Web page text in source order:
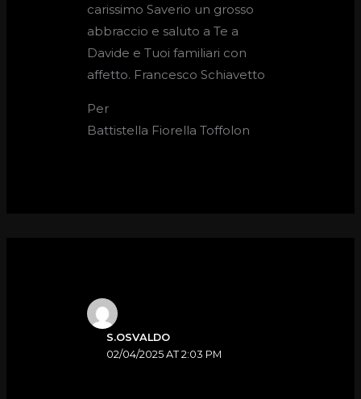
carissimo Saverio un grosso
abbraccio e saluto a Te a
Davide e Tuoi familiari con
affetto. Francesco Schiavetto
Per
Battistella Fiorella Toffolon
S.OSVALDO
02/04/2025 AT 2:03 PM